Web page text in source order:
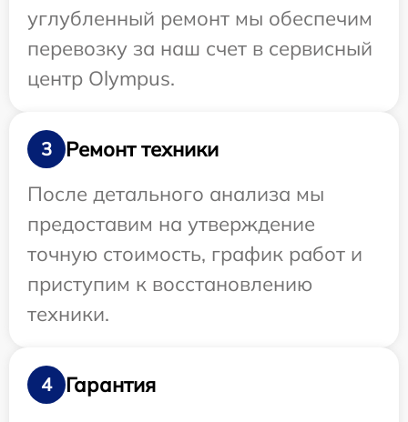
углубленный ремонт мы обеспечим
перевозку за наш счет в сервисный
центр Olympus.
3
Ремонт техники
После детального анализа мы
предоставим на утверждение
точную стоимость, график работ и
приступим к восстановлению
техники.
4
Гарантия